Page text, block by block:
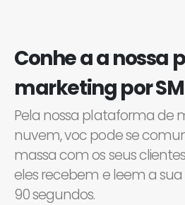
Conhe a a nossa
marketing por
Pela nossa plataforma de
nuvem, voc pode se
massa com os seus
eles recebem e leem a
90 segundos.